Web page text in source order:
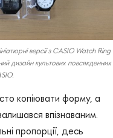
версії з CASIO Watch Ring
дизайн культових повсякденних
копіювати форму, а
впізнаваним.
пропорції, десь